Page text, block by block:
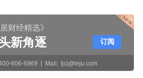
居财经精选》
新角逐
606-6969 Mail: ljcj@leju.com
订阅